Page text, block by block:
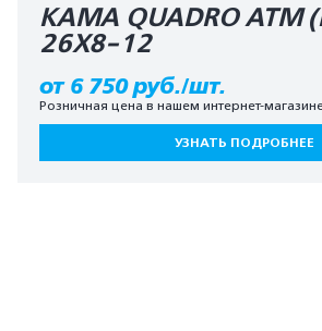
КАМА QUADRO ATM
26X8-12
от 6 750 руб./шт.
Розничная цена в нашем интернет-
УЗНАТЬ ПОДРОБНЕЕ